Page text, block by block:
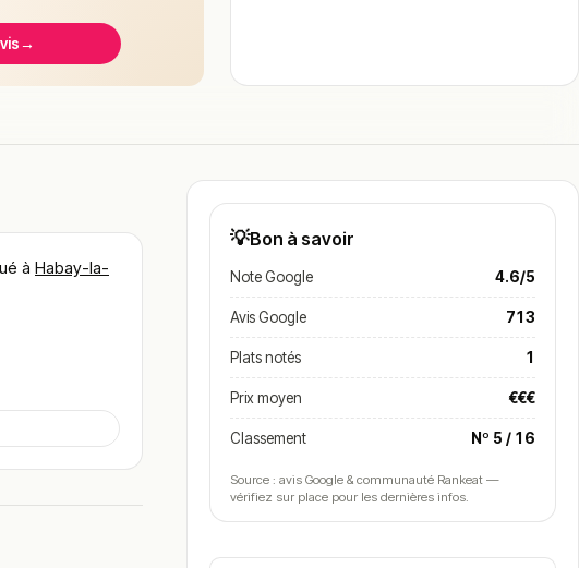
→
à Habay-la-
💡Bon à savoir
Note Google 4.6/5
Avis Google 713
Plats notés 1
Prix moyen €€€
Classement Nº 5 / 16
Source : avis Google & communauté Rankeat —
vérifiez sur place pour les dernières infos.